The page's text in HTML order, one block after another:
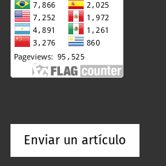
Enviar un artículo